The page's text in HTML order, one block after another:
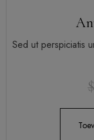
Sed ut perspiciatis
$